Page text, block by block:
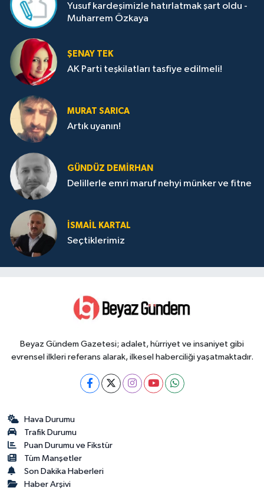
Yusuf kardeşimizle hatırlatmak şart oldu -
Muharrem Özkaya
ŞENAY TEK
AK Parti teşkilatları tasfiye edilmeli!
MURAT SARICA
Artık uyanın!
GÜNDÜZ DEMIRHAN
Delillerle emri maruf nehyi münker ve fitne
İSMAIL KARTAL
Seçtiklerimiz
Beyaz Gündem Gazetesi; adalet, hürriyet ve insaniyet gibi
evrensel ilkleri referans alarak, ilkesel haberciliği yaşatmaktadır.
Hava Durumu
Trafik Durumu
Puan Durumu ve Fikstür
Tüm Manşetler
Son Dakika Haberleri
Haber Arşivi